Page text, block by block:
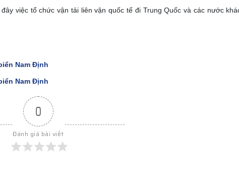
việc tổ chức vận tải liên vận quốc tế đi Trung Quốc và các nước
Nam Định
Nam Định
0
Đánh giá bài viết